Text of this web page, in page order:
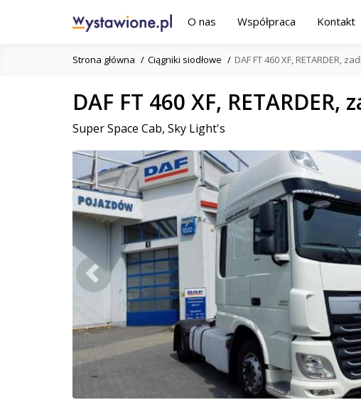
O nas Współpraca Kontakt
Strona główna Ciągniki siodłowe DAF FT 460 XF, RETARDER,
DAF FT 460 XF,
Super Space Cab, Sky Light's